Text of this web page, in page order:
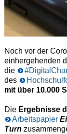
Noch vor der
einhergehenden
die
des
mit über 10.000
Die Ergebnisse
Arbeitspapier
Turn